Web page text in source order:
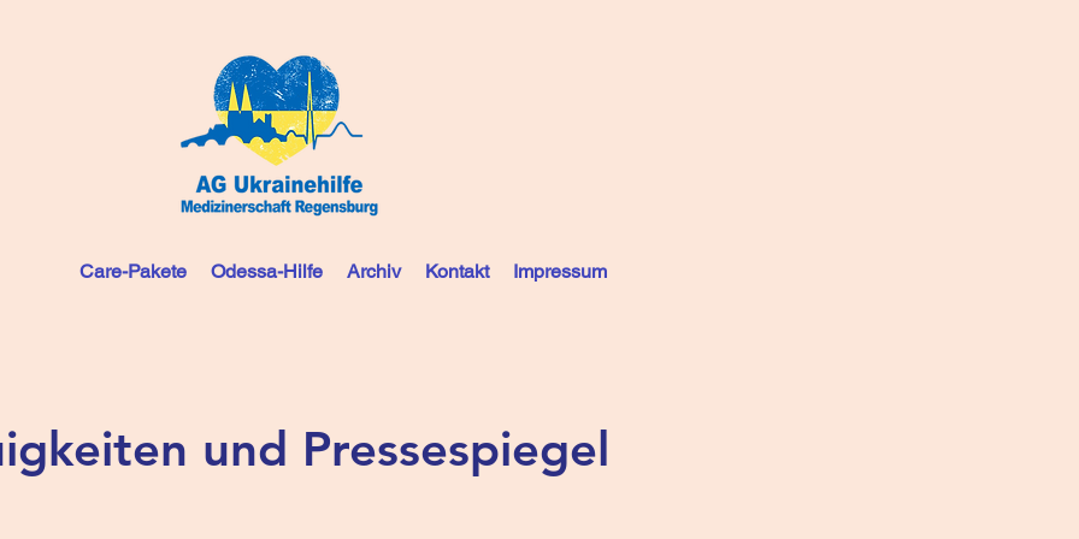
Care-Pakete Odessa-Hilfe Archiv Kontakt Impressum
und Pressespiegel